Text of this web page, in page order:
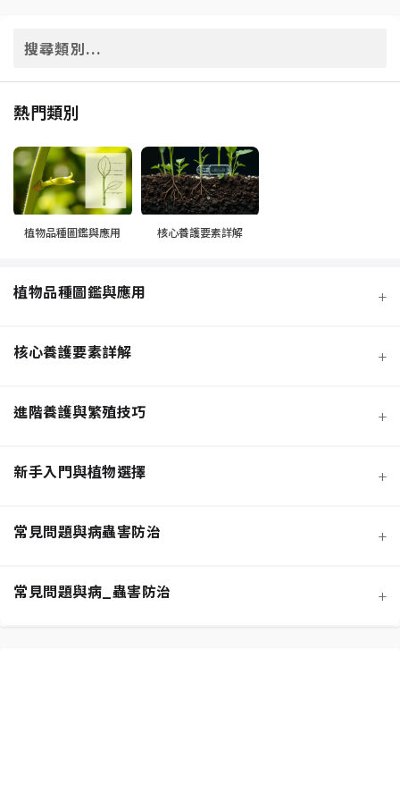
熱門類別
植物品種圖鑑與應用 核心養護要素詳解
植物品種圖鑑與應用 +
寵物安全與有毒植物清單
功能性植物推薦 (淨化空氣)
核心養護要素詳解 +
施肥策略：植物的營養補充
進階養護與繁殖技巧 +
新手入門與植物選擇 +
常見問題與病蟲害防治 +
常見問題與病_蟲害防治 +